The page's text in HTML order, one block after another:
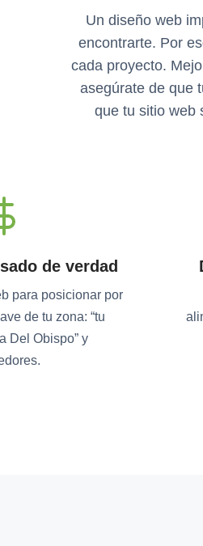
Un diseño web
encontrarte. Por
cada proyecto.
asegúrate de que
que tu sitio web
de verdad
para posicionar por
de tu zona: “tu
Del Obispo” y